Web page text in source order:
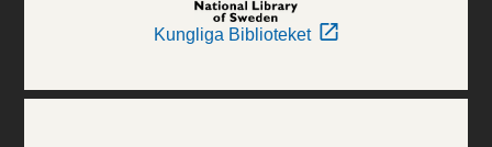
Kungliga Biblioteket